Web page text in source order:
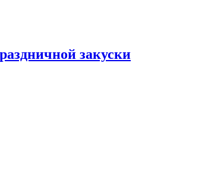
закуски